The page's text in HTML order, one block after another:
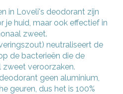
in Loveli's deodorant zijn
je huid, maar ook effectief in
zweet.
neutraliseert de
de bacterieën die de
veroorzaken.
geen aluminium,
geuren, dus het is 100%